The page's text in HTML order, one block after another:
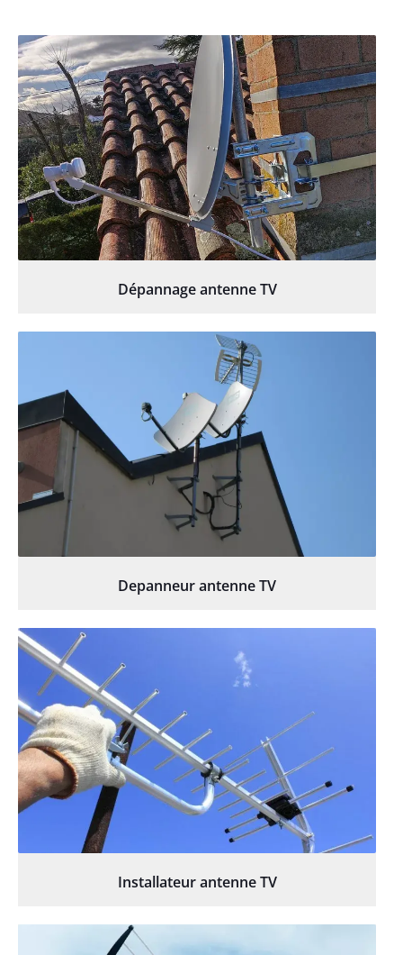
Dépannage antenne TV
Depanneur antenne TV
Installateur antenne TV